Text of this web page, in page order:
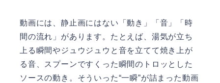
動画には、静止画にはない「動き」「音」「時
間の流れ」があります。たとえば、湯気が立ち
上る瞬間やジュウジュウと音を立てて焼き上が
る音、スプーンですくった瞬間のトロッとした
ソースの動き。そういった“一瞬”が詰まった動画